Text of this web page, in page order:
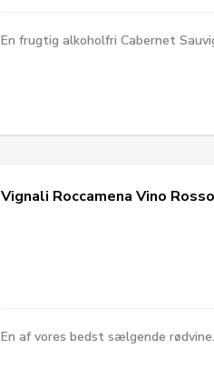
En frugtig alkoholfri Cabernet
Vignali Roccamena Vino
En af vores bedst sælgende rødvine.